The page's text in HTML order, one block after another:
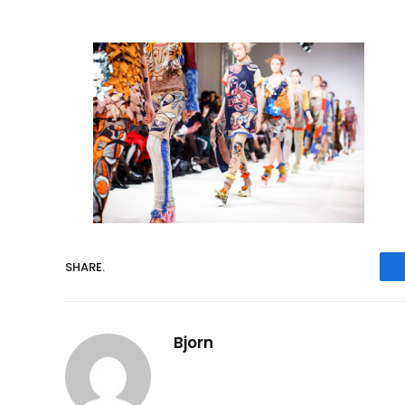
SHARE.
Bjorn